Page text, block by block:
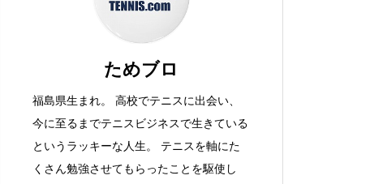
か。
ためブロ
福島県生まれ。 高校でテニスに出会い、
今に至るまでテニスビジネスで生きている
というラッキーな人生。 テニスを軸にた
くさん勉強させてもらったことを駆使し